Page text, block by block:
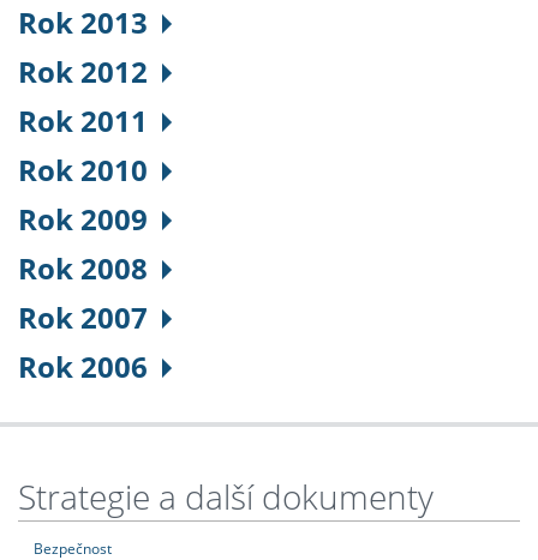
Rok 2013
Rok 2012
Rok 2011
Rok 2010
Rok 2009
Rok 2008
Rok 2007
Rok 2006
Strategie a další dokumenty
Bezpečnost